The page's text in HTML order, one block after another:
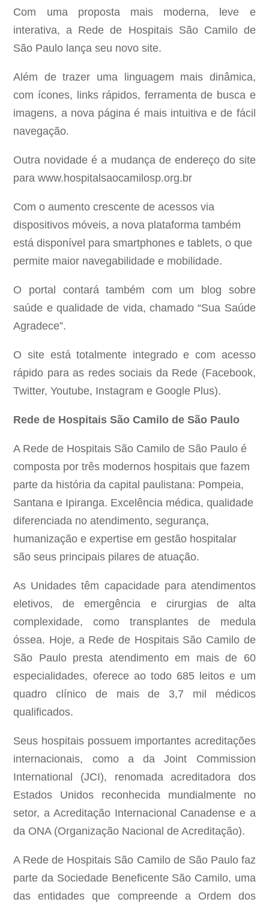
Com uma proposta mais moderna, leve e
interativa, a Rede de Hospitais São Camilo de
São Paulo lança seu novo site.
Além de trazer uma linguagem mais dinâmica,
com ícones, links rápidos, ferramenta de busca e
imagens, a nova página é mais intuitiva e de fácil
navegação.
Outra novidade é a mudança de endereço do site
para www.hospitalsaocamilosp.org.br
Com o aumento crescente de acessos via
dispositivos móveis, a nova plataforma também
está disponível para smartphones e tablets, o que
permite maior navegabilidade e mobilidade.
O portal contará também com um blog sobre
saúde e qualidade de vida, chamado “Sua Saúde
Agradece”.
O site está totalmente integrado e com acesso
rápido para as redes sociais da Rede (Facebook,
Twitter, Youtube, Instagram e Google Plus).
Rede de Hospitais São Camilo de São Paulo
A Rede de Hospitais São Camilo de São Paulo é
composta por três modernos hospitais que fazem
parte da história da capital paulistana: Pompeia,
Santana e Ipiranga. Excelência médica, qualidade
diferenciada no atendimento, segurança,
humanização e expertise em gestão hospitalar
são seus principais pilares de atuação.
As Unidades têm capacidade para atendimentos
eletivos, de emergência e cirurgias de alta
complexidade, como transplantes de medula
óssea. Hoje, a Rede de Hospitais São Camilo de
São Paulo presta atendimento em mais de 60
especialidades, oferece ao todo 685 leitos e um
quadro clínico de mais de 3,7 mil médicos
qualificados.
Seus hospitais possuem importantes acreditações
internacionais, como a da Joint Commission
International (JCI), renomada acreditadora dos
Estados Unidos reconhecida mundialmente no
setor, a Acreditação Internacional Canadense e a
da ONA (Organização Nacional de Acreditação).
A Rede de Hospitais São Camilo de São Paulo faz
parte da Sociedade Beneficente São Camilo, uma
das entidades que compreende a Ordem dos